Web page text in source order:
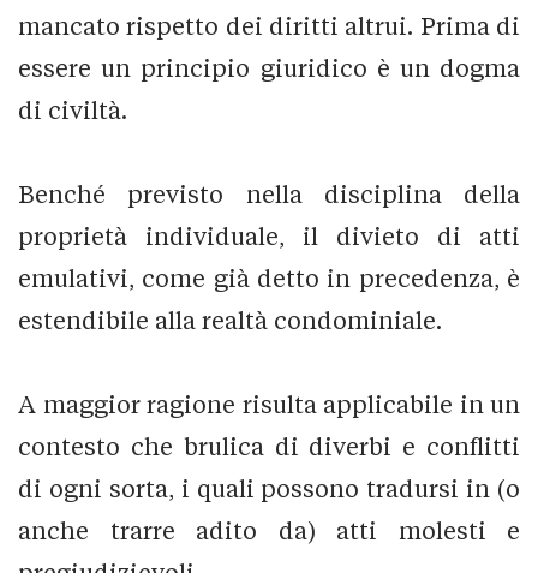
mancato rispetto dei diritti altrui. Prima di
essere un principio giuridico è un dogma
di civiltà.
Benché previsto nella disciplina della
proprietà individuale, il divieto di atti
emulativi, come già detto in precedenza, è
estendibile alla realtà condominiale.
A maggior ragione risulta applicabile in un
contesto che brulica di diverbi e conflitti
di ogni sorta, i quali possono tradursi in (o
anche trarre adito da) atti molesti e